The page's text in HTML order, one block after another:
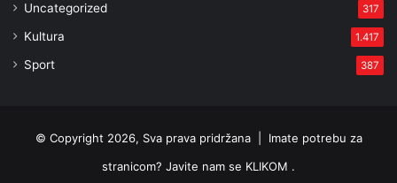
Uncategorized 317
Kultura 1.417
Sport 387
© Copyright 2026, Sva prava pridržana | Imate potrebu za
stranicom? Javite nam se KLIKOM .